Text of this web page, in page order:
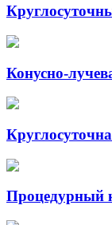
Конусно-
Процедурный